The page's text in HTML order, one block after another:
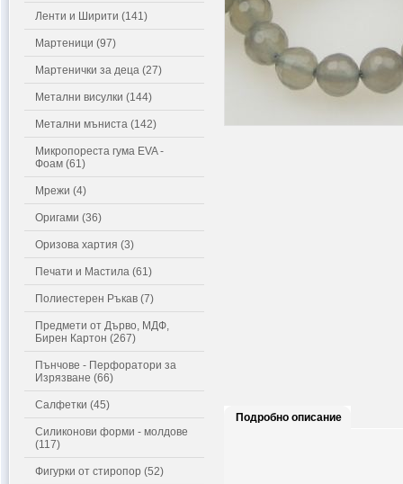
Ленти и Ширити (141)
Мартеници (97)
Мартенички за деца (27)
Метални висулки (144)
Метални мъниста (142)
Микропореста гума EVA -
Фоам (61)
Мрежи (4)
Оригами (36)
Оризова хартия (3)
Печати и Мастила (61)
Полиестерен Ръкав (7)
Предмети от Дърво, МДФ,
Бирен Картон (267)
Пънчове - Перфоратори за
Изрязване (66)
Салфетки (45)
Силиконови форми - молдове
(117)
Фигурки от стиропор (52)
Подробно описание